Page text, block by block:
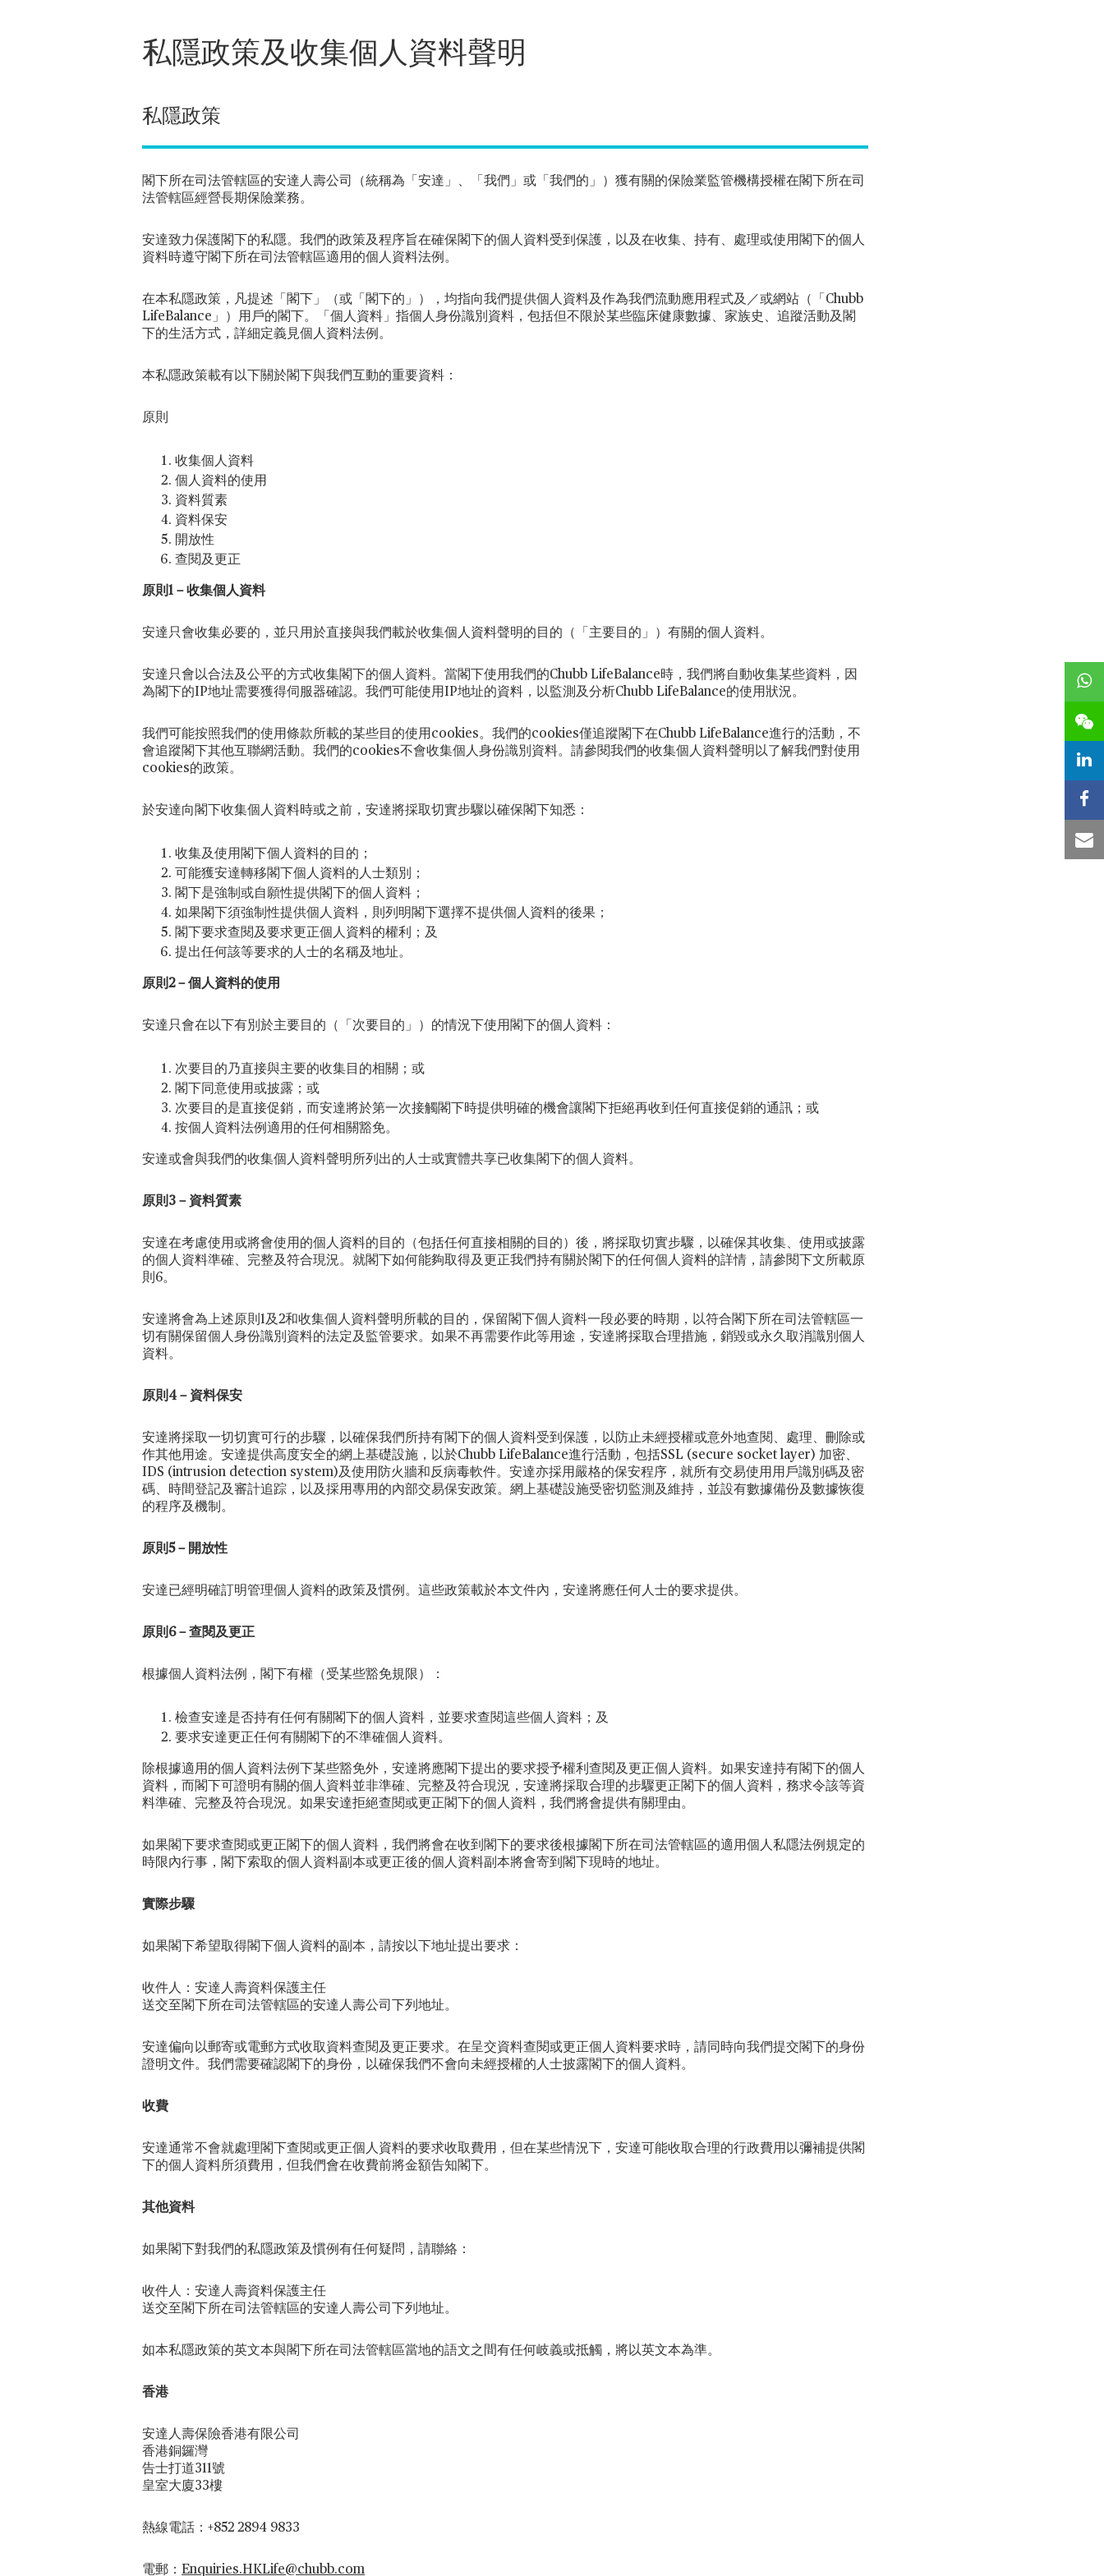
私隱政策及收集個人資料聲明
私隱政策
閣下所在司法管轄區的安達人壽公司（統稱為「安達」、「我們」或「我們的」）獲有關的保險業監管機構授權在閣下所在司
法管轄區經營長期保險業務。
安達致力保護閣下的私隱。我們的政策及程序旨在確保閣下的個人資料受到保護，以及在收集、持有、處理或使用閣下的個人
資料時遵守閣下所在司法管轄區適用的個人資料法例。
在本私隱政策，凡提述「閣下」（或「閣下的」），均指向我們提供個人資料及作為我們流動應用程式及／或網站（「Chubb
LifeBalance」）用戶的閣下。「個人資料」指個人身份識別資料，包括但不限於某些臨床健康數據、家族史、追蹤活動及閣
下的生活方式，詳細定義見個人資料法例。
本私隱政策載有以下關於閣下與我們互動的重要資料：
原則
收集個人資料
個人資料的使用
資料質素
資料保安
開放性
查閱及更正
原則1－收集個人資料
安達只會收集必要的，並只用於直接與我們載於收集個人資料聲明的目的（「主要目的」）有關的個人資料。
安達只會以合法及公平的方式收集閣下的個人資料。當閣下使用我們的Chubb LifeBalance時，我們將自動收集某些資料，因
為閣下的IP地址需要獲得伺服器確認。我們可能使用IP地址的資料，以監測及分析Chubb LifeBalance的使用狀況。
我們可能按照我們的使用條款所載的某些目的使用cookies。我們的cookies僅追蹤閣下在Chubb LifeBalance進行的活動，不
會追蹤閣下其他互聯網活動。我們的cookies不會收集個人身份識別資料。請參閱我們的收集個人資料聲明以了解我們對使用
cookies的政策。
於安達向閣下收集個人資料時或之前，安達將採取切實步驟以確保閣下知悉：
收集及使用閣下個人資料的目的；
可能獲安達轉移閣下個人資料的人士類別；
閣下是強制或自願性提供閣下的個人資料；
如果閣下須強制性提供個人資料，則列明閣下選擇不提供個人資料的後果；
閣下要求查閱及要求更正個人資料的權利；及
提出任何該等要求的人士的名稱及地址。
原則2－個人資料的使用
安達只會在以下有別於主要目的（「次要目的」）的情況下使用閣下的個人資料：
次要目的乃直接與主要的收集目的相關；或
閣下同意使用或披露；或
次要目的是直接促銷，而安達將於第一次接觸閣下時提供明確的機會讓閣下拒絕再收到任何直接促銷的通訊；或
按個人資料法例適用的任何相關豁免。
安達或會與我們的收集個人資料聲明所列出的人士或實體共享已收集閣下的個人資料。
原則3－資料質素
安達在考慮使用或將會使用的個人資料的目的（包括任何直接相關的目的）後，將採取切實步驟，以確保其收集、使用或披露
的個人資料準確、完整及符合現況。就閣下如何能夠取得及更正我們持有關於閣下的任何個人資料的詳情，請參閱下文所載原
則6。
安達將會為上述原則1及2和收集個人資料聲明所載的目的，保留閣下個人資料一段必要的時期，以符合閣下所在司法管轄區一
切有關保留個人身份識別資料的法定及監管要求。如果不再需要作此等用途，安達將採取合理措施，銷毀或永久取消識別個人
資料。
原則4－資料保安
安達將採取一切切實可行的步驟，以確保我們所持有閣下的個人資料受到保護，以防止未經授權或意外地查閱、處理、刪除或
作其他用途。安達提供高度安全的網上基礎設施，以於Chubb LifeBalance進行活動，包括SSL (secure socket layer) 加密、
IDS (intrusion detection system)及使用防火牆和反病毒軟件。安達亦採用嚴格的保安程序，就所有交易使用用戶識別碼及密
碼、時間登記及審計追踪，以及採用專用的內部交易保安政策。網上基礎設施受密切監測及維持，並設有數據備份及數據恢復
的程序及機制。
原則5－開放性
安達已經明確訂明管理個人資料的政策及慣例。這些政策載於本文件內，安達將應任何人士的要求提供。
原則6－查閱及更正
根據個人資料法例，閣下有權（受某些豁免規限）：
檢查安達是否持有任何有關閣下的個人資料，並要求查閱這些個人資料；及
要求安達更正任何有關閣下的不準確個人資料。
除根據適用的個人資料法例下某些豁免外，安達將應閣下提出的要求授予權利查閱及更正個人資料。如果安達持有閣下的個人
資料，而閣下可證明有關的個人資料並非準確、完整及符合現況，安達將採取合理的步驟更正閣下的個人資料，務求令該等資
料準確、完整及符合現況。如果安達拒絕查閱或更正閣下的個人資料，我們將會提供有關理由。
如果閣下要求查閱或更正閣下的個人資料，我們將會在收到閣下的要求後根據閣下所在司法管轄區的適用個人私隱法例規定的
時限內行事，閣下索取的個人資料副本或更正後的個人資料副本將會寄到閣下現時的地址。
實際步驟
如果閣下希望取得閣下個人資料的副本，請按以下地址提出要求：
收件人：安達人壽資料保護主任
送交至閣下所在司法管轄區的安達人壽公司下列地址。
安達偏向以郵寄或電郵方式收取資料查閱及更正要求。在呈交資料查閱或更正個人資料要求時，請同時向我們提交閣下的身份
證明文件。我們需要確認閣下的身份，以確保我們不會向未經授權的人士披露閣下的個人資料。
收費
安達通常不會就處理閣下查閱或更正個人資料的要求收取費用，但在某些情況下，安達可能收取合理的行政費用以彌補提供閣
下的個人資料所須費用，但我們會在收費前將金額告知閣下。
其他資料
如果閣下對我們的私隱政策及慣例有任何疑問，請聯絡：
收件人：安達人壽資料保護主任
送交至閣下所在司法管轄區的安達人壽公司下列地址。
如本私隱政策的英文本與閣下所在司法管轄區當地的語文之間有任何岐義或抵觸，將以英文本為準。
香港
安達人壽保險香港有限公司
香港銅鑼灣
告士打道311號
皇室大廈33樓
熱線電話：+852 2894 9833
電郵： Enquiries.HKLife@chubb.com